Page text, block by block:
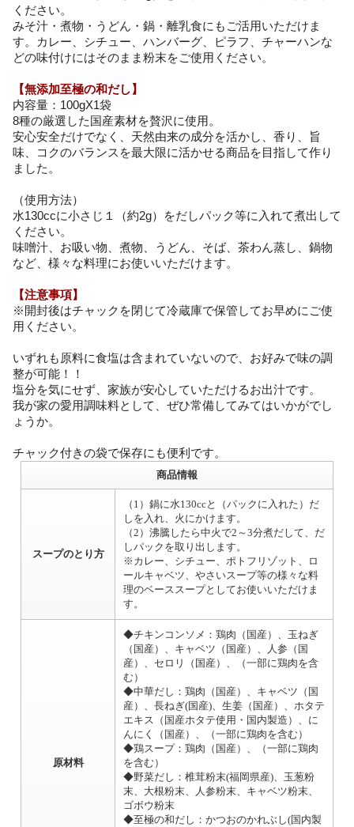
ください。
みそ汁・煮物・うどん・鍋・離乳食にもご活用いただけま
す。カレー、シチュー、ハンバーグ、ピラフ、チャーハンな
どの味付けにはそのまま粉末をご使用ください。
【無添加至極の和だし】
内容量：100gX1袋
8種の厳選した国産素材を贅沢に使用。
安心安全だけでなく、天然由来の成分を活かし、香り、旨
味、コクのバランスを最大限に活かせる商品を目指して作り
ました。
（使用方法）
水130ccに小さじ１（約2g）をだしパック等に入れて煮出して
ください。
味噌汁、お吸い物、煮物、うどん、そば、茶わん蒸し、鍋物
など、様々な料理にお使いいただけます。
【注意事項】
※開封後はチャックを閉じて冷蔵庫で保管してお早めにご使
用ください。
いずれも原料に食塩は含まれていないので、お好みで味の調
整が可能！！
塩分を気にせず、家族が安心していただけるお出汁です。
我が家の愛用調味料として、ぜひ常備してみてはいかがでし
ょうか。
チャック付きの袋で保存にも便利です。
商品情報
スープのとり方
（1）鍋に水130ccと（パックに入れた）だ
しを入れ、火にかけます。
（2）沸騰したら中火で2～3分煮だして、だ
しパックを取り出します。
※カレー、シチュー、ポトフリゾット、ロ
ールキャベツ、やさいスープ等の様々な料
理のベーススープとしてお使いいただけま
す。
原材料
◆チキンコンソメ：鶏肉（国産）、玉ねぎ
（国産）、キャベツ（国産）、人参（国
産）、セロリ（国産）、（一部に鶏肉を含
む）
◆中華だし：鶏肉（国産）、キャベツ（国
産）、長ねぎ(国産)、生姜（国産）、ホタテ
エキス（国産ホタテ使用・国内製造）、に
んにく（国産）、（一部に鶏肉を含む）
◆鶏スープ：鶏肉（国産）、（一部に鶏肉
を含む）
◆野菜だし：椎茸粉末(福岡県産)、玉葱粉
末、大根粉末、人参粉末、キャベツ粉末、
ゴボウ粉末
◆至極の和だし：かつおのかれぶし(国内製